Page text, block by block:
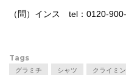
（問）インス tel：0120-
Tags
グラミチ シャツ クライミ